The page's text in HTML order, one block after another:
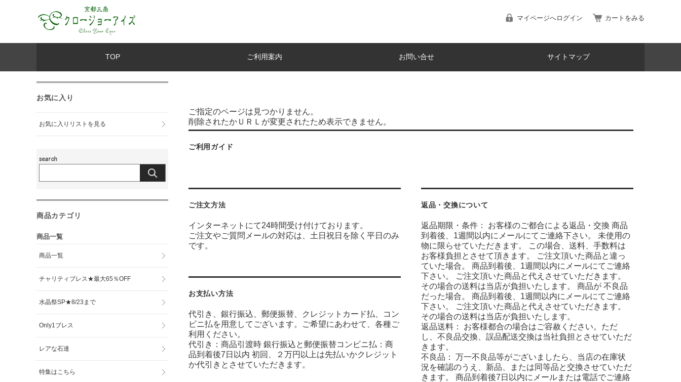
マイページへログイン カートをみる
TOP ご利用案内 お問い合せ サイトマップ
ご指定のページは見つかりません。
削除されたかＵＲＬが変更されたため表示できません。
ご利用ガイド
ご注文方法
インターネットにて24時間受け付けております。
ご注文やご質問メールの対応は、土日祝日を除く平日のみ
です。
お支払い方法
代引き、銀行振込、郵便振替、クレジットカード払、コン
ビニ払を用意してございます。ご希望にあわせて、各種ご
利用ください。
代引き：商品引渡時 銀行振込と郵便振替コンビニ払：商
品到着後7日以内 初回、２万円以上は先払いかクレジット
か代引きとさせていただきます。
返品・交換について
返品期限・条件： お客様のご都合による返品・交換 商品
到着後、1週間以内にメールにてご連絡下さい。 未使用の
物に限らせていただきます。 この場合、送料、手数料は
お客様負担とさせて頂きます。 ご注文頂いた商品と違っ
ていた場合。 商品到着後、1週間以内にメールにてご連絡
下さい。 ご注文頂いた商品と代えさせていただきます。
その場合の送料は当店が負担いたします。 商品が 不良品
だった場合。 商品到着後、1週間以内にメールにてご連絡
下さい。 ご注文頂いた商品と代えさせていただきます。
その場合の送料は当店が負担いたします。
返品送料： お客様都合の場合はご容赦ください。ただ
し、不良品交換、誤品配送交換は当社負担とさせていただ
きます。
不良品： 万一不良品等がございましたら、当店の在庫状
況を確認のうえ、新品、または同等品と交換させていただ
きます。 商品到着後7日以内にメールまたは電話でご連絡
お気に入り
お気に入りリストを見る
商品カテゴリ
商品一覧
商品一覧
チャリティブレス★最大65％OFF
水晶祭SP★8/23まで
Only1ブレス
レアな石達
特集はこちら